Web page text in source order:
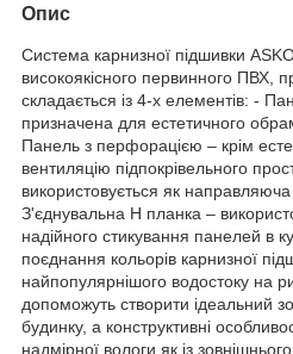
Опис
Система карнизної підшивки
високоякісного первинного ПВХ,
складається із 4-х елементів: -
призначена для естетичного
Панель з перфорацією – крім
вентиляцію підпокрівельного
використовується як
З'єднувальна Н планка –
надійного стикування панелей в
поєднання кольорів карнизної
найпопулярнішого водостоку на
допоможуть створити ідеальний
будинку, а конструктивні
надмірної вологи як із